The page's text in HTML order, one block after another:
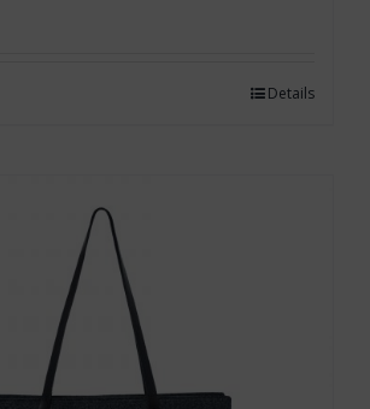
Details